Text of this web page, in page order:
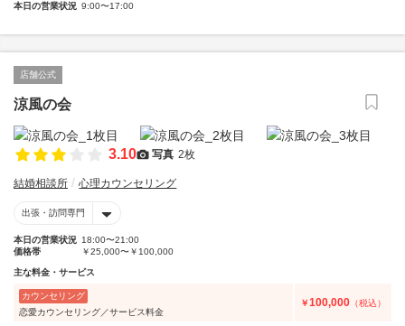
本日の営業状況 9:00〜17:00
店舗公式
涼風の会
3.10 写真 2枚
結婚相談所 心理カウンセリング
出張・訪問専門
本日の営業状況 18:00〜21:00
価格帯
￥25,000〜￥100,000
主な料金・サービス
カウンセリング
恋愛カウンセリング／サービス料金
￥100,000 （税込）